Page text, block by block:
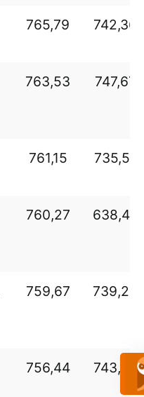
765,79 742,36
763,53 747,67
761,15 735,51
760,27 638,49
759,67 739,25
756,44 743,75